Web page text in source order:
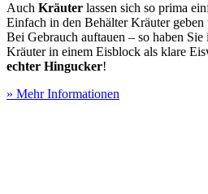
Auch Kräuter lassen sich so prima
Einfach in den Behälter Kräuter geben
Bei Gebrauch auftauen – so haben
Kräuter in einem Eisblock als klare
echter Hingucker!
» Mehr Informationen